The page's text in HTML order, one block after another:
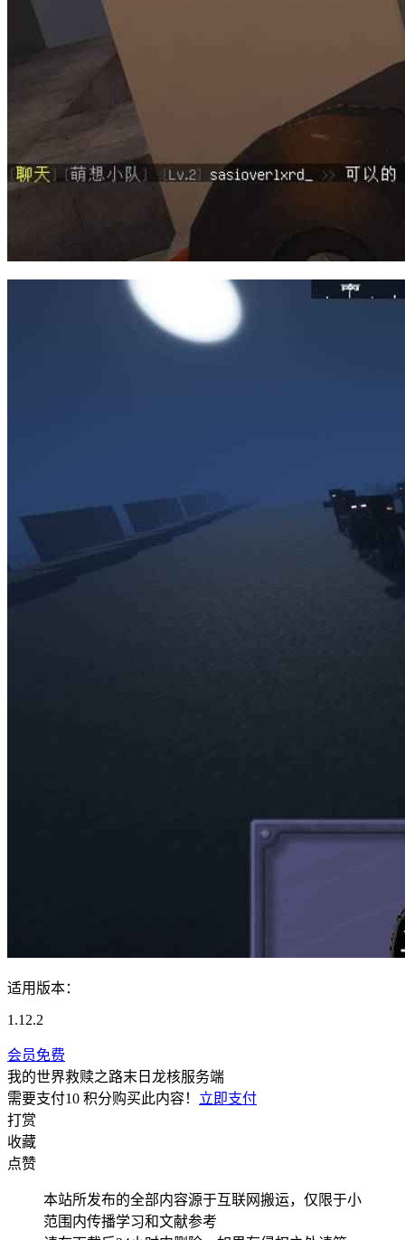
适用版本：
1.12.2
会员免费
我的世界救赎之路末日龙核服务端
需要支付10 积分购买此内容！ 立即支付
打赏
收藏
点赞
本站所发布的全部内容源于互联网搬运，仅限于小
范围内传播学习和文献参考